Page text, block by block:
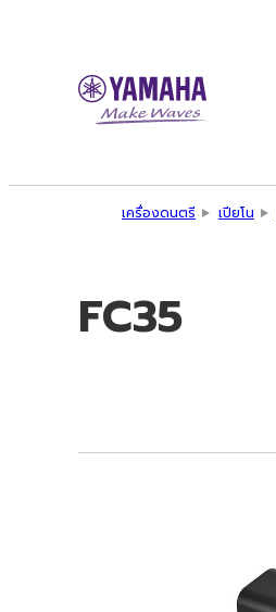
เครื่องดนตรี เปียโน
FC35